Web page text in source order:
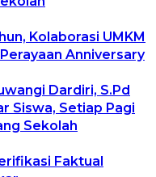
Kolaborasi UMKM
Anniversary
Dardiri, S.Pd
Siswa, Setiap Pagi
Sekolah
Faktual